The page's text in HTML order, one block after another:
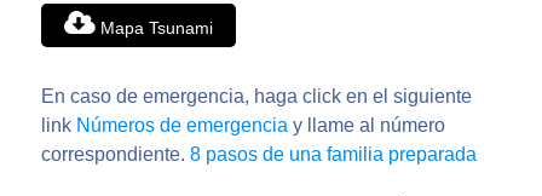
Mapa Tsunami
En caso de emergencia, haga click en el siguiente
link Números de emergencia y llame al número
correspondiente. 8 pasos de una familia preparada